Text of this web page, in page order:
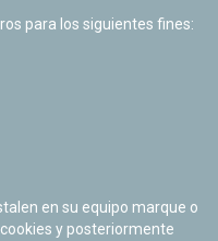
para los siguientes fines:
en su equipo marque o
y posteriormente